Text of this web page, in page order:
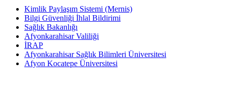
Kimlik Paylaşım Sistemi (Mernis)
Bilgi Güvenliği İhlal Bildirimi
Sağlık Bakanlığı
Afyonkarahisar Valiliği
İRAP
Afyonkarahisar Sağlık Bilimleri Üniversitesi
Afyon Kocatepe Üniversitesi